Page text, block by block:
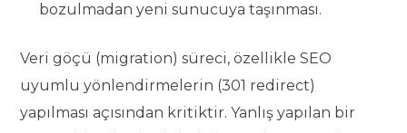
bozulmadan yeni sunucuya taşınması.
Veri göçü (migration) süreci, özellikle SEO
uyumlu yönlendirmelerin (301 redirect)
yapılması açısından kritiktir. Yanlış yapılan bir